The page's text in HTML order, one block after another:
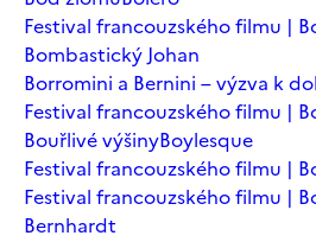
Festival francouzského filmu |
Bombastický Johan
Borromini a Bernini – výzva k
Festival francouzského filmu |
Bouřlivé výšinyBoylesque
Festival francouzského filmu |
Festival francouzského filmu |
Bernhardt